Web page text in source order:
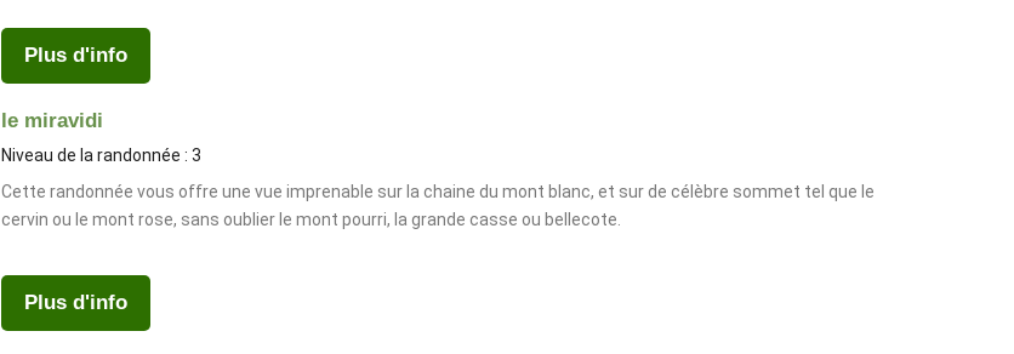
Plus d'info
le miravidi
Niveau de la randonnée : 3
Cette randonnée vous offre une vue imprenable sur la chaine du mont blanc, et sur de célèbre sommet tel que le
cervin ou le mont rose, sans oublier le mont pourri, la grande casse ou bellecote.
Plus d'info